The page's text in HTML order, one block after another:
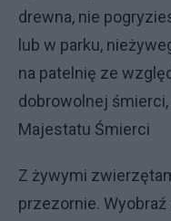
drewna, nie
lub w parku,
na patelnię ze
dobrowolnej
Majestatu Śmierci
Z żywymi
przezornie.